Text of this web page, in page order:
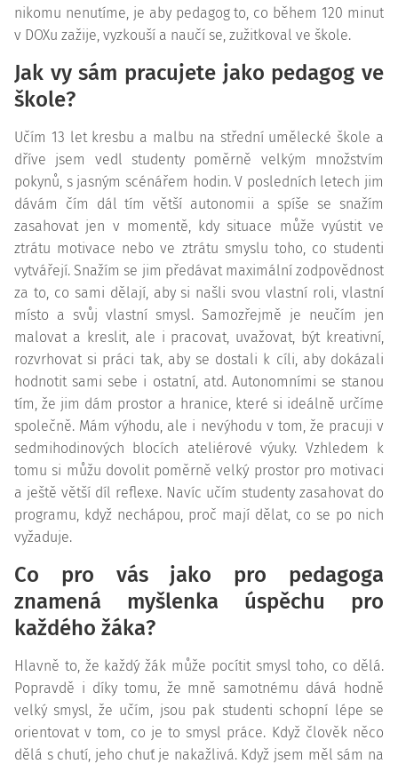
nikomu nenutíme, je aby pedagog to, co během 120 minut
v DOXu zažije, vyzkouší a naučí se, zužitkoval ve škole.
Jak vy sám pracujete jako pedagog ve
škole?
Učím 13 let kresbu a malbu na střední umělecké škole a
dříve jsem vedl studenty poměrně velkým množstvím
pokynů, s jasným scénářem hodin. V posledních letech jim
dávám čím dál tím větší autonomii a spíše se snažím
zasahovat jen v momentě, kdy situace může vyústit ve
ztrátu motivace nebo ve ztrátu smyslu toho, co studenti
vytvářejí. Snažím se jim předávat maximální zodpovědnost
za to, co sami dělají, aby si našli svou vlastní roli, vlastní
místo a svůj vlastní smysl. Samozřejmě je neučím jen
malovat a kreslit, ale i pracovat, uvažovat, být kreativní,
rozvrhovat si práci tak, aby se dostali k cíli, aby dokázali
hodnotit sami sebe i ostatní, atd. Autonomními se stanou
tím, že jim dám prostor a hranice, které si ideálně určíme
společně. Mám výhodu, ale i nevýhodu v tom, že pracuji v
sedmihodinových blocích ateliérové výuky. Vzhledem k
tomu si můžu dovolit poměrně velký prostor pro motivaci
a ještě větší díl reflexe. Navíc učím studenty zasahovat do
programu, když nechápou, proč mají dělat, co se po nich
vyžaduje.
Co pro vás jako pro pedagoga
znamená myšlenka úspěchu pro
každého žáka?
Hlavně to, že každý žák může pocítit smysl toho, co dělá.
Popravdě i díky tomu, že mně samotnému dává hodně
velký smysl, že učím, jsou pak studenti schopní lépe se
orientovat v tom, co je to smysl práce. Když člověk něco
dělá s chutí, jeho chuť je nakažlivá. Když jsem měl sám na